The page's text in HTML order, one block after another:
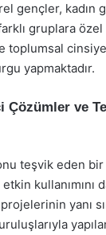
gençler, kadın
gruplara
toplumsal
yapmaktadır.
Çözümler ve
teşvik eden
kullanımını
yanı